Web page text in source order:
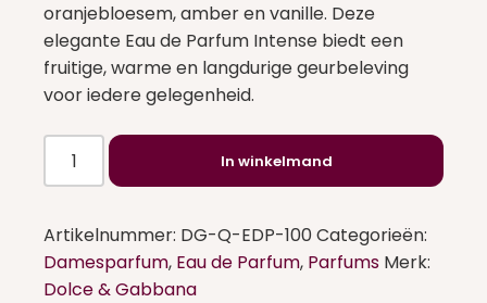
oranjebloesem, amber en vanille. Deze
elegante Eau de Parfum Intense biedt een
fruitige, warme en langdurige geurbeleving
voor iedere gelegenheid.
Q
By
Dolce
In winkelmand
Artikelnummer: DG-Q-EDP-100Categorieën:
Damesparfum, Eau de Parfum, Parfums Merk:
Dolce & Gabbana